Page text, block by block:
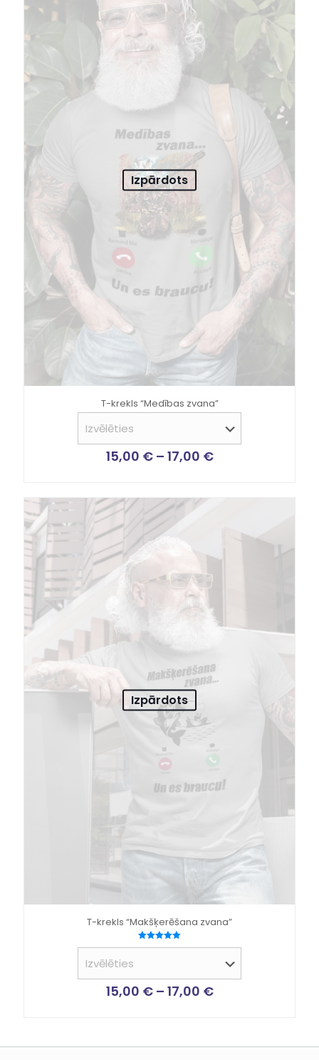
Izpārdots
T-krekls “Medības zvana”
15,00 € – 17,00 €
Izpārdots
T-krekls “Makšķerēšana zvana”
Novērtēts
15,00 € – 17,00 €